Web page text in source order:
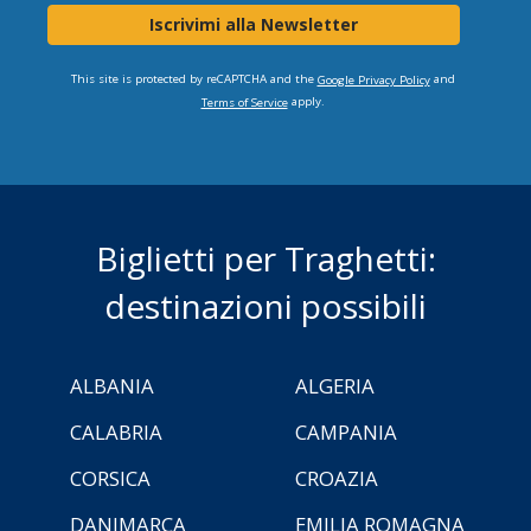
Iscrivimi alla Newsletter
This site is protected by reCAPTCHA and the Google Privacy Policyand
Terms of Serviceapply.
Biglietti per Traghetti:
destinazioni possibili
ALBANIA
ALGERIA
CALABRIA
CAMPANIA
CORSICA
CROAZIA
DANIMARCA
EMILIA ROMAGNA